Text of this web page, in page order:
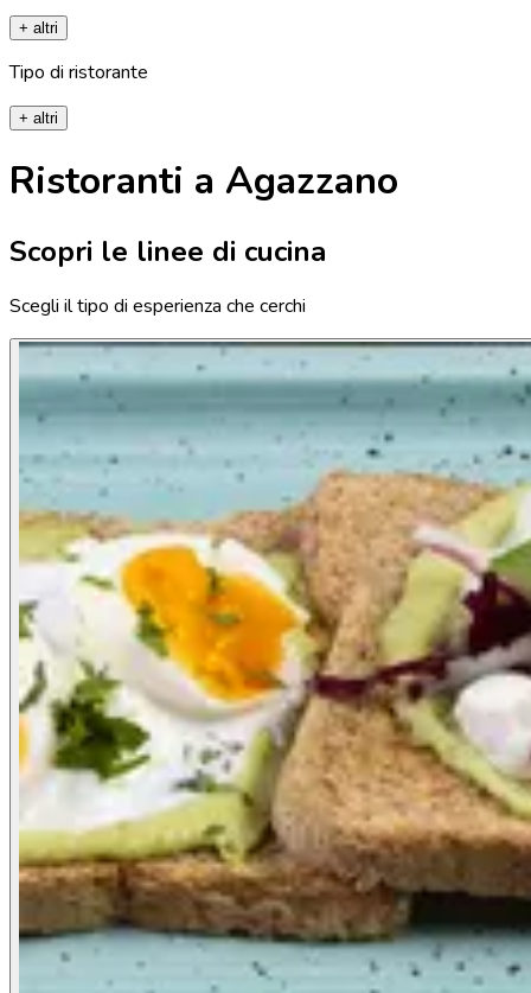
+ altri
Tipo di ristorante
+ altri
Ristoranti a Agazzano
Scopri le linee di cucina
Scegli il tipo di esperienza che cerchi